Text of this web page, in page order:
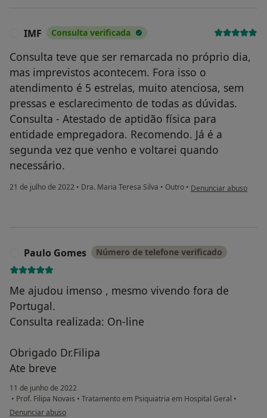
IMF Consulta verificada
Consulta teve que ser remarcada no próprio dia,
mas imprevistos acontecem. Fora isso o
atendimento é 5 estrelas, muito atenciosa, sem
pressas e esclarecimento de todas as dúvidas.
Consulta - Atestado de aptidão física para
entidade empregadora. Recomendo. Já é a
segunda vez que venho e voltarei quando
necessário.
21 de julho de 2022 • Dra. Maria Teresa Silva • Outro • na opinião do
Denunciar abuso
Paulo Gomes Número de telefone verificado
Me ajudou imenso , mesmo vivendo fora de
Portugal.
Consulta realizada: On-line
Obrigado Dr.Filipa
Ate breve
11 de junho de 2022
• Prof. Filipa Novais • Tratamento em Psiquiatria em Hospital Geral •
na opinião do utilizador Paulo Gomes
Denunciar abuso